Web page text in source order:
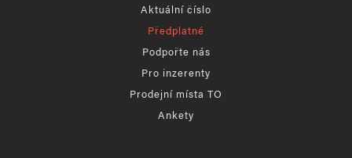
Aktuální číslo
Předplatné
Podpořte nás
Pro inzerenty
Prodejní místa TO
Ankety